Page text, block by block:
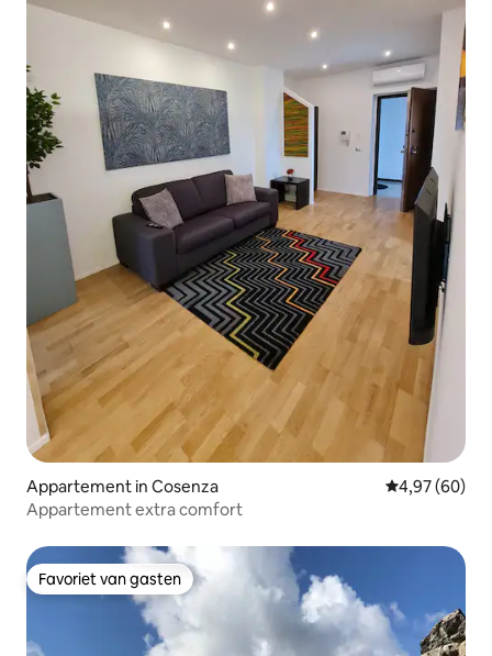
Appartement in Cosenza Gemiddelde
4,97 (60)
Appartement extra comfort
Favoriet van gasten
Favoriet van gasten